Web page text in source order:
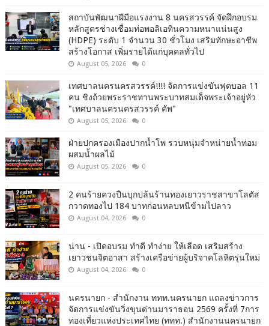
สถาบันพัฒนาฝีมือแรงงาน 8 นครสวรรค์ จัดฝึกอบรม
หลักสูตรช่างเชื่อมท่อพอลิเอทินความหนาแน่นสูง
(HDPE) ระดับ 1 จำนวน 30 ชั่วโมง เสริมทักษะอาชีพ
สร้างโอกาส เพิ่มรายได้แก่บุคคลทั่วไป
August 05, 2026 0
เทศบาลนครนครสวรรค์!!!! จัดการแข่งขันฟุตบอล 11
คน ชิงถ้วยพระราชทานพระบาทสมเด็จพระเจ้าอยู่หัว
"เทศบาลนครนครสวรรค์ คัพ"
August 05, 2026 0
ฝ่ายปกครองเมืองปากน้ำโพ รวบหนุ่มจำหน่ายน้ำท่อม
ผสมน้ำผลไม้
August 05, 2026 0
2 คนร้ายควงปืนบุกปล้นร้านทองเยาวราชสาขาโลตัส
กวาดทองไป 184 บาทก่อนหลบหนีข้ามไปลาว
August 04, 2026 0
น่าน - เปิดอบรม ทำดี ทำง่าย ให้เลือด เสริมสร้าง
เยาวชนจิตอาสา สร้างเครือข่ายผู้บริจาคโลหิตรุ่นใหม่
August 04, 2026 0
นครนายก - สำนักงาน ททท.นครนายก แถลงข่าวการ
จัดการแข่งขันวิ่งขุนด่านมาราธอน 2569 ครั้งที่ 7การ
ท่องเที่ยวแห่งประเทศไทย (ททท.) สำนักงานนครนายก